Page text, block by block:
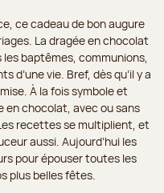
ce cadeau de bon augure
La dragée en chocolat
baptêmes, communions,
d’une vie. Bref, dès qu’il y a
À la fois symbole et
en chocolat, avec ou sans
recettes se multiplient, et
aussi. Aujourd’hui les
pour épouser toutes les
plus belles fêtes.